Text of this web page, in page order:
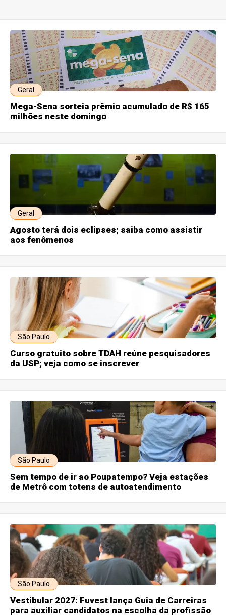
Geral
Mega-Sena sorteia prêmio acumulado de R$ 165
milhões neste domingo
Geral
Agosto terá dois eclipses; saiba como assistir
aos fenômenos
São Paulo
Curso gratuito sobre TDAH reúne pesquisadores
da USP; veja como se inscrever
São Paulo
Sem tempo de ir ao Poupatempo? Veja estações
de Metrô com totens de autoatendimento
São Paulo
Vestibular 2027: Fuvest lança Guia de Carreiras
para auxiliar candidatos na escolha da profissão